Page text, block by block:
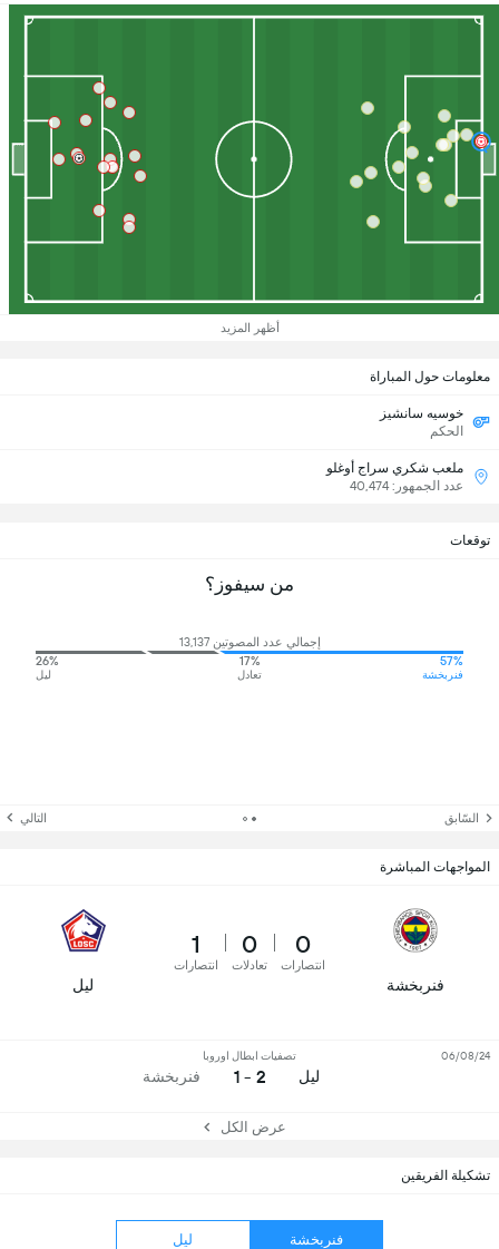
أظهر المزيد
تشكيلة الفريقين
فنربخشة ليل
معلومات حول المباراة
خوسيه سانشيز
الحكم
ملعب شكري سراج أوغلو
عدد الجمهور: 40,474
توقعات
من سيفوز؟
إجمالي عدد المصوتين 13,137
57%
فنربخشة
17%
تعادل
26%
ليل
السّابق التالي
المواجهات المباشرة
فنربخشة
0
انتصارات
0
تعادلات
1
انتصارات
ليل
ليل
تصفيات ابطال اوروبا
2 - 1 فنربخشة
06/08/24
عرض الكل